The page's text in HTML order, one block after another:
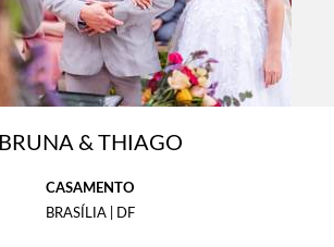
BRUNA & THIAGO
CASAMENTO
BRASÍLIA | DF